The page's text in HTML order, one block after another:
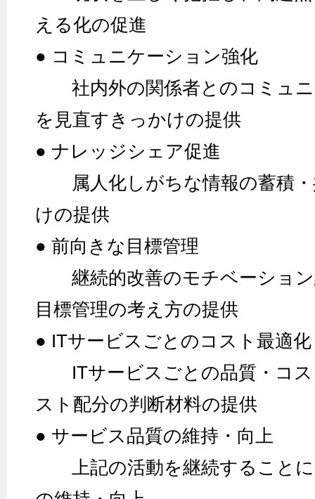
える化の促進
● コミュニケーション強化
社内外の関係者とのコミュニ
を見直すきっかけの提供
● ナレッジシェア促進
属人化しがちな情報の蓄積・
けの提供
● 前向きな目標管理
継続的改善のモチベーション
目標管理の考え方の提供
● ITサービスごとのコスト最適化
ITサービスごとの品質・コス
スト配分の判断材料の提供
● サービス品質の維持・向上
上記の活動を継続することに